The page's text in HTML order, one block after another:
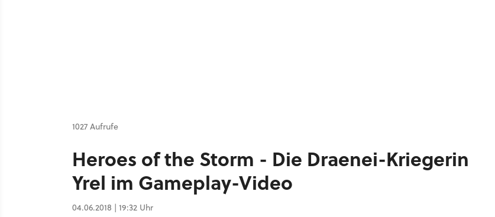
1027 Aufrufe
Heroes of the Storm - Die Draenei-Kriegerin
Yrel im Gameplay-Video
04.06.2018 | 19:32 Uhr